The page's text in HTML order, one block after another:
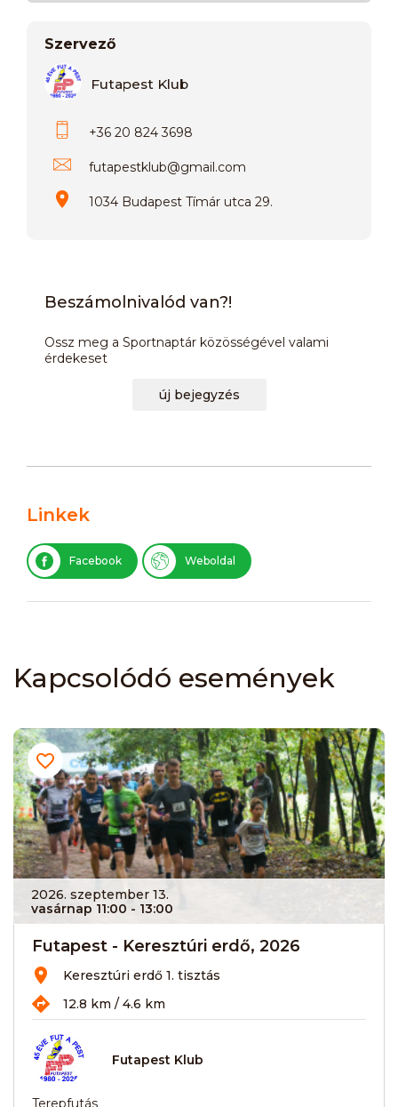
Szervező
Futapest Klub
+36 20 824 3698
futapestklub@gmail.com
1034 Budapest Tímár utca 29.
Beszámolnivalód van?!
Ossz meg a Sportnaptár közösségével valami
érdekeset
új bejegyzés
Linkek
Facebook Weboldal
Kapcsolódó események
2026. szeptember 13.
vasárnap 11:00 - 13:00
Futapest - Keresztúri erdő, 2026
Keresztúri erdő 1. tisztás
12.8 km / 4.6 km
Futapest Klub
Terepfutás